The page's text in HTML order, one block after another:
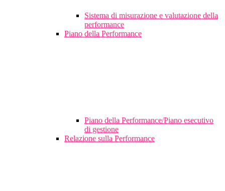
Sistema di misurazione e valutazione della
performance
Piano della Performance
Piano della Performance/Piano esecutivo
di gestione
Relazione sulla Performance